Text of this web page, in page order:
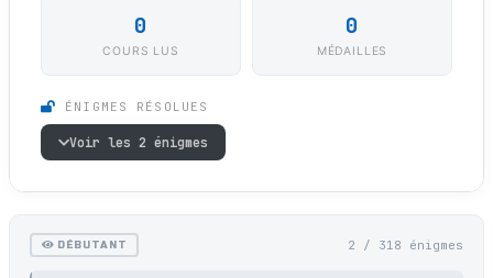
0
COURS LUS
0
MÉDAILLES
ÉNIGMES RÉSOLUES
Voir les 2 énigmes
DÉBUTANT 2 / 318 énigmes